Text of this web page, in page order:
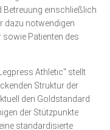
Betreuung einschließlich
dazu notwendigen
sowie Patienten des
Athletic“ stellt
Struktur der
den Goldstandard
der Stützpunkte
standardisierte